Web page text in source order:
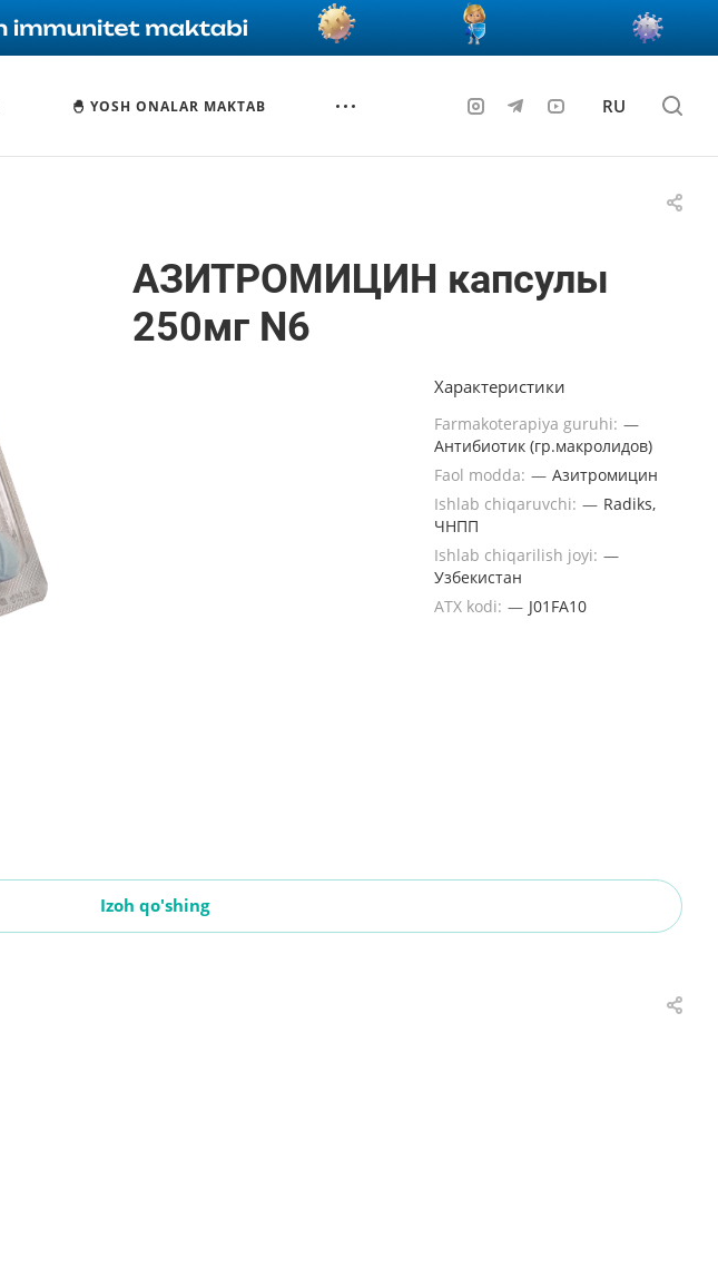
🐣 YOSH ONALAR MAKTAB RU
АЗИТРОМИЦИН капсулы
250мг N6
Характеристики
Farmakoterapiya guruhi: —
Антибиотик (гр.макролидов)
Faol modda: — Азитромицин
Ishlab chiqaruvchi: — Radiks,
ЧНПП
Ishlab chiqarilish joyi: —
Узбекистан
ATX kodi: — J01FA10
Izoh qo'shing